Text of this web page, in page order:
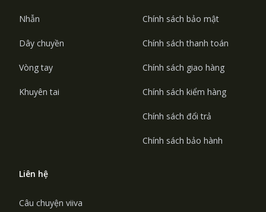
Nhẫn
Dây chuyền
Vòng tay
Khuyên tai
Chính sách bảo mật
Chính sách thanh toán
Chính sách giao hàng
Chính sách kiểm hàng
Chính sách đổi trả
Chính sách bảo hành
Liên hệ
Câu chuyện viiva